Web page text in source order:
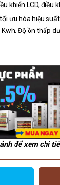
khiển LCD, điều
ưu hóa hiệu
Độ ồn thấp
để xem chi